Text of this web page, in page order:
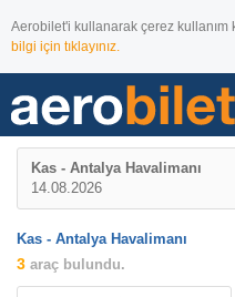
Aerobilet'i kullanarak çerez kullanım
bilgi için tıklayınız.
Kas - Antalya Havalimanı
14.08.2026
Kas - Antalya Havalimanı
3 araç bulundu.